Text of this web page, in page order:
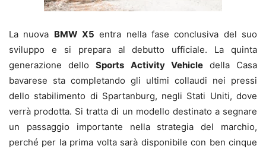
La nuova BMW X5 entra nella fase conclusiva del suo
sviluppo e si prepara al debutto ufficiale. La quinta
generazione delloSports Activity Vehicledella Casa
bavarese sta completando gli ultimi collaudi nei pressi
dello stabilimento di Spartanburg, negli Stati Uniti, dove
verrà prodotta. Si tratta di un modello destinato a segnare
un passaggio importante nella strategia del marchio,
perché per la prima volta sarà disponibile con ben cinque